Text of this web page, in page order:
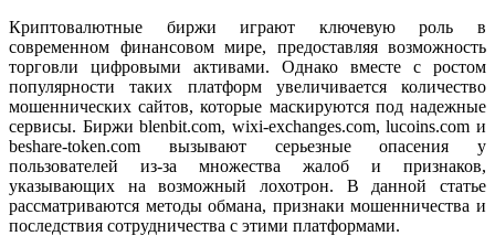
Криптовалютные биржи играют ключевую роль в
современном финансовом мире, предоставляя возможность
торговли цифровыми активами. Однако вместе с ростом
популярности таких платформ увеличивается количество
мошеннических сайтов, которые маскируются под надежные
сервисы. Биржи blenbit.com, wixi-exchanges.com, lucoins.com и
beshare-token.com вызывают серьезные опасения у
пользователей из-за множества жалоб и признаков,
указывающих на возможный лохотрон. В данной статье
рассматриваются методы обмана, признаки мошенничества и
последствия сотрудничества с этими платформами.